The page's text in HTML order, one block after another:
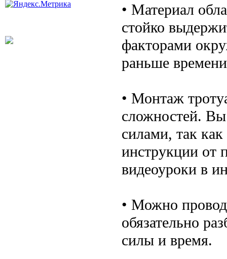
• Материал
стойко
факторами
раньше
• Монтаж
сложностей.
силами, так
инструкции от
видеоуроки в
• Можно
обязательно
силы и время.